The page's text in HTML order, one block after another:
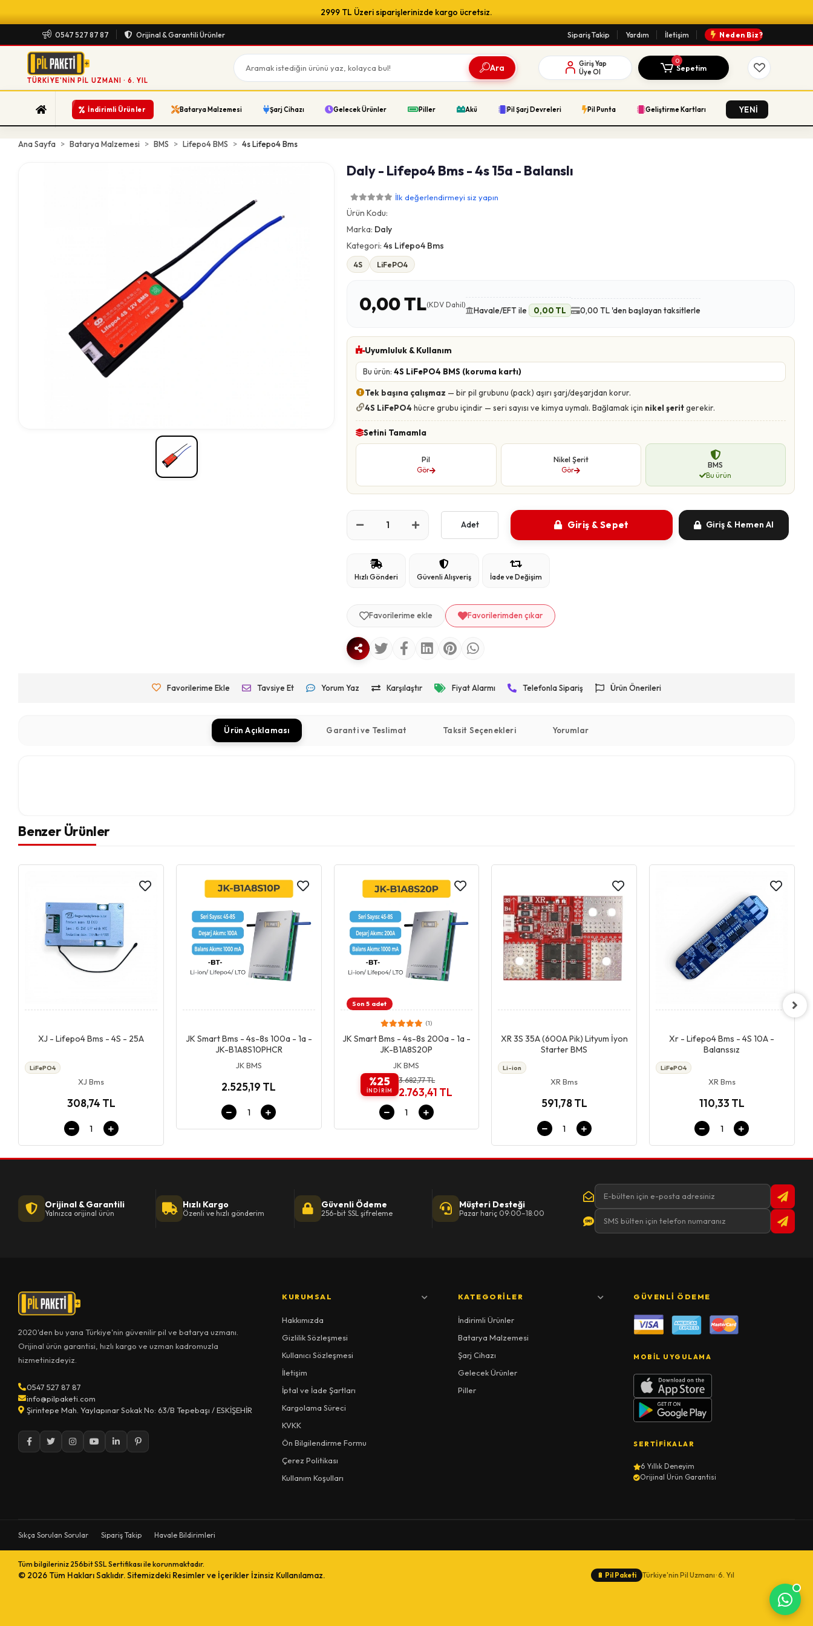
2999 TL Üzeri siparişlerinizde kargo ücretsiz.
0547 527 87 87 Orijinal & Garantili Ürünler Sipariş Takip Yardım İletişim Neden Biz?
TÜRKIYE'NIN PIL UZMANI · 6. YIL
Ara
Giriş Yap
Üye Ol
0
Sepetim
% İndirimli Ürünler Batarya Malzemesi Şarj Cihazı Gelecek Ürünler Piller Akü Pil Şarj Devreleri Pil Punta Geliştirme Kartları YENİ
Ana Sayfa Batarya Malzemesi BMS Lifepo4 BMS 4s Lifepo4 Bms
Daly - Lifepo4 Bms - 4s 15a - Balanslı
İlk değerlendirmeyi siz yapın
Ürün Kodu:
Marka: Daly
Kategori:4s Lifepo4 Bms
4S LiFePO4
0,00 TL(KDV Dahil)
Havale/EFT ile 0,00 TL 0,00 TL 'den başlayan taksitlerle
Uyumluluk & Kullanım
Bu ürün:4S LiFePO4 BMS (koruma kartı)
Tek başına çalışmaz — bir pil grubunu (pack) aşırı şarj/deşarjdan korur.
4S LiFePO4 hücre grubu içindir — seri sayısı ve kimya uymalı. Bağlamak için nikel şeritgerekir.
Setini Tamamla
Pil
Gör
Nikel Şerit
Gör
BMS
Bu ürün
Adet Giriş & Sepet Giriş & Hemen Al
Hızlı Gönderi Güvenli Alışveriş İade ve Değişim
Favorilerime ekle Favorilerimden çıkar
Favorilerime Ekle Tavsiye Et Yorum Yaz Karşılaştır Fiyat Alarmı Telefonla Sipariş Ürün Önerileri
Ürün Açıklaması Garanti ve Teslimat Taksit Seçenekleri Yorumlar
Benzer Ürünler
XJ - Lifepo4 Bms - 4S - 25A
LiFePO4
XJ Bms
308,74 TL
JK Smart Bms - 4s-8s 100a - 1a -
JK-B1A8S10PHCR
JK BMS
2.525,19 TL
Son 5 adet
(1)
JK Smart Bms - 4s-8s 200a - 1a -
JK-B1A8S20P
JK BMS
%25
INDIRIM
3.682,77 TL
2.763,41 TL
XR 3S 35A (600A Pik) Lityum İyon
Starter BMS
Li-ion
XR Bms
591,78 TL
Xr - Lifepo4 Bms - 4S 10A -
Balanssız
LiFePO4
XR Bms
110,33 TL
Orijinal & Garantili
Yalnızca orijinal ürün
Hızlı Kargo
Özenli ve hızlı gönderim
Güvenli Ödeme
256-bit SSL şifreleme
Müşteri Desteği
Pazar hariç 09:00–18:00
2020'den bu yana Türkiye'nin güvenilir pil ve batarya uzmanı.
Orijinal ürün garantisi, hızlı kargo ve uzman kadromuzla
hizmetinizdeyiz.
0547 527 87 87
info@pilpaketi.com
Şirintepe Mah. Yaylapınar Sokak No: 63/B Tepebaşı / ESKİŞEHİR
KURUMSAL
Hakkımızda
Gizlilik Sözleşmesi
Kullanıcı Sözleşmesi
İletişim
İptal ve İade Şartları
Kargolama Süreci
KVKK
Ön Bilgilendirme Formu
Çerez Politikası
Kullanım Koşulları
KATEGORILER
İndirimli Ürünler
Batarya Malzemesi
Şarj Cihazı
Gelecek Ürünler
Piller
GÜVENLI ÖDEME
MOBIL UYGULAMA
SERTIFIKALAR
6 Yıllık Deneyim
Orijinal Ürün Garantisi
Sıkça Sorulan Sorular Sipariş Takip Havale Bildirimleri
Tüm bilgileriniz 256bit SSL Sertifikası ile korunmaktadır.
© 2026 Tüm Hakları Saklıdır. Sitemizdeki Resimler ve İçerikler İzinsiz Kullanılamaz. 🔋 Pil Paketi Türkiye'nin Pil Uzmanı · 6. Yıl